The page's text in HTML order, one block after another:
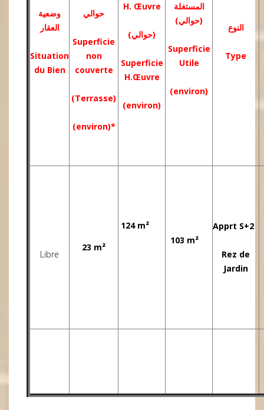
وضعية
العقار
Situation
du Bien
حوالي
Superficie
non
couverte
(Terrasse)
(environ)*
H. Œuvre
(حوالي)
Superficie
H.Œuvre
(environ)
المستغلة
(حوالي)
Superficie
Utile
(environ)
النوع
Type
Libre
23 m²
124 m²
103 m²
Apprt S+2
Rez de
Jardin